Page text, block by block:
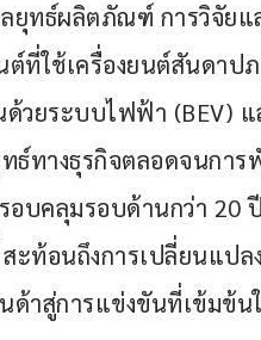
ยุทธ์ผลิตภัณฑ์ การวิจัย
ที่ใช้เครื่องยนต์สันดาป
วยระบบไฟฟ้า (BEV)
ธ์ทางธุรกิจตลอดจนกา
บคลุมรอบด้านกว่า 20
ะท้อนถึงการเปลี่ยนแป
าสู่การแข่งขันที่เข้มข้น